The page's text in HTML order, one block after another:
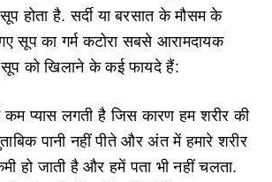
होता है. सर्दी या बरसात के मौसम के
गए सूप का गर्म कटोरा सबसे आरामदायक
को खिलाने के कई फायदे हैं:
कम प्यास लगती है जिस कारण हम शरीर की
पानी नहीं पीते और अंत में हमारे शरीर
हो जाती है और हमें पता भी नहीं चलता.